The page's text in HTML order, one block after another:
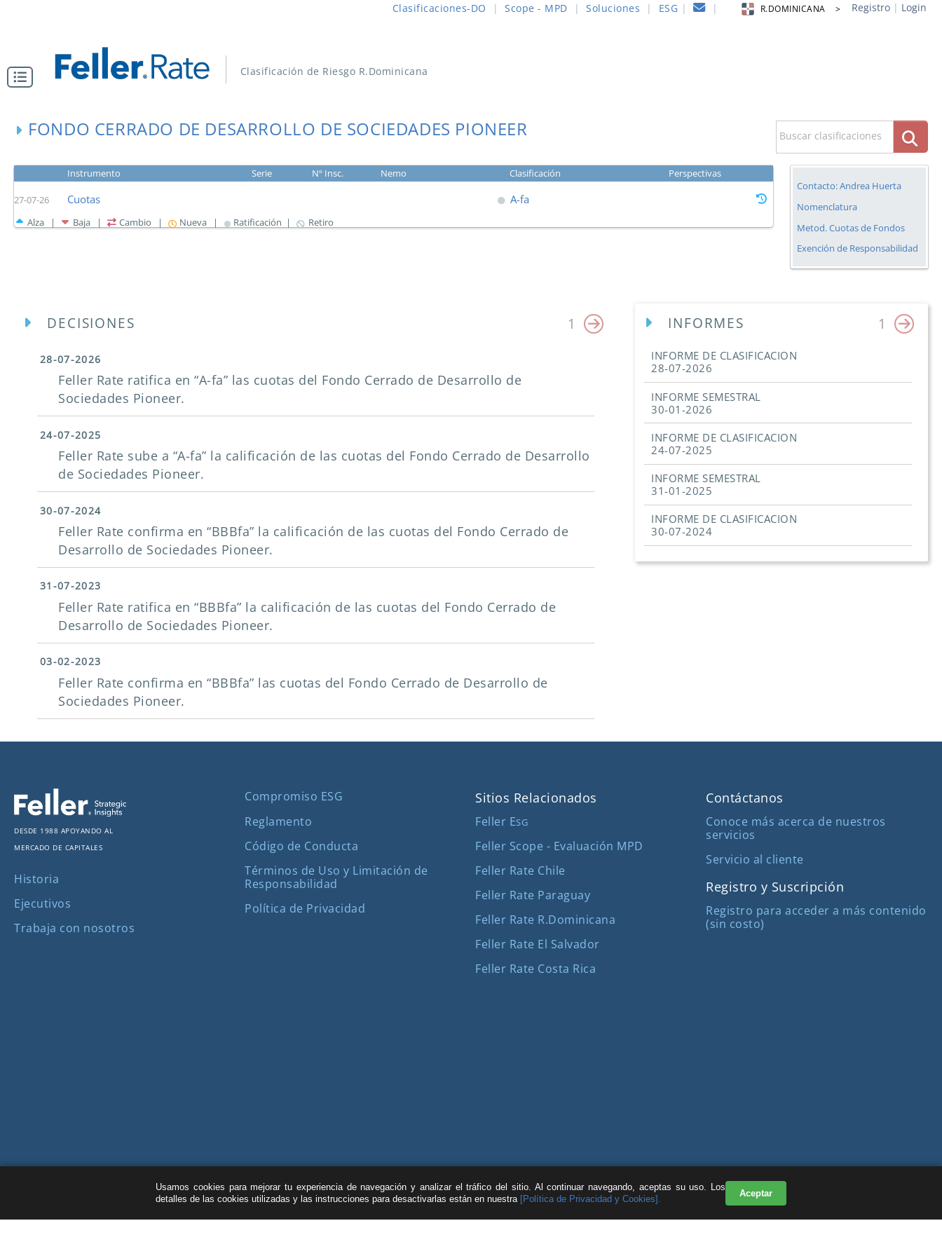
Clasificación de Riesgo R.Dominicana
Clasificaciones-DO |Scope - MPD |Soluciones | ESG | | R.DOMINICANA > Registro| Login
FONDO CERRADO DE DESARROLLO DE SOCIEDADES PIONEER Buscar clasificaciones
Instrumento Serie Nº Insc. Nemo Clasificación Perspectivas
27-07-26 Cuotas A-fa
Alza | Baja | Cambio | Nueva | Ratificación | Retiro
Contacto: Andrea Huerta
Nomenclatura
Metod. Cuotas de Fondos
Exención de Responsabilidad
DECISIONES 1
28-07-2026
Feller Rate ratifica en “A-fa” las cuotas del Fondo Cerrado de Desarrollo de
Sociedades Pioneer.
24-07-2025
Feller Rate sube a “A-fa” la calificación de las cuotas del Fondo Cerrado de Desarrollo
de Sociedades Pioneer.
30-07-2024
Feller Rate confirma en “BBBfa” la calificación de las cuotas del Fondo Cerrado de
Desarrollo de Sociedades Pioneer.
31-07-2023
Feller Rate ratifica en “BBBfa” la calificación de las cuotas del Fondo Cerrado de
Desarrollo de Sociedades Pioneer.
03-02-2023
Feller Rate confirma en “BBBfa” las cuotas del Fondo Cerrado de Desarrollo de
Sociedades Pioneer.
INFORMES 1
INFORME DE CLASIFICACION
28-07-2026
INFORME SEMESTRAL
30-01-2026
INFORME DE CLASIFICACION
24-07-2025
INFORME SEMESTRAL
31-01-2025
INFORME DE CLASIFICACION
30-07-2024
Desde 1988 apoyando al
mercado de capitales
Historia
Ejecutivos
Trabaja con nosotros
Compromiso ESG
Reglamento
Código de Conducta
Términos de Uso y Limitación de
Responsabilidad
Política de Privacidad
Sitios Relacionados
Feller ESG
Feller Scope - Evaluación MPD
Feller Rate Chile
Feller Rate Paraguay
Feller Rate R.Dominicana
Feller Rate El Salvador
Feller Rate Costa Rica
Contáctanos
Conoce más acerca de nuestros
servicios
Servicio al cliente
Registro y Suscripción
Registro para acceder a más contenido
(sin costo)
Usamos cookies para mejorar tu experiencia de navegación y analizar el tráfico del sitio. Al continuar navegando, aceptas su uso. Los
detalles de las cookies utilizadas y las instrucciones para desactivarlas están en nuestra [Política de Privacidad y Cookies].
Aceptar